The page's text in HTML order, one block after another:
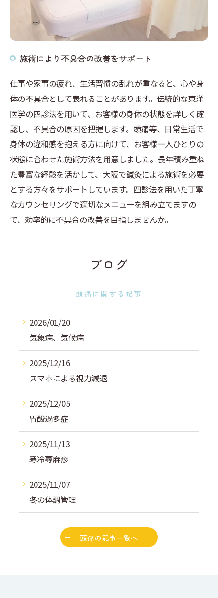
施術により不具合の改善をサポート
仕事や家事の疲れ、生活習慣の乱れが重なると、心や身
体の不具合として表れることがあります。伝統的な東洋
医学の四診法を用いて、お客様の身体の状態を詳しく確
認し、不具合の原因を把握します。頭痛等、日常生活で
身体の違和感を抱える方に向けて、お客様一人ひとりの
状態に合わせた施術方法を用意しました。長年積み重ね
た豊富な経験を活かして、大阪で鍼灸による施術を必要
とする方々をサポートしています。四診法を用いた丁寧
なカウンセリングで適切なメニューを組み立てますの
で、効率的に不具合の改善を目指しませんか。
ブログ
頭痛に関する記事
2026/01/20
気象病、気候病
2025/12/16
スマホによる視力減退
2025/12/05
胃酸過多症
2025/11/13
寒冷蕁麻疹
2025/11/07
冬の体調管理
頭痛の記事一覧へ